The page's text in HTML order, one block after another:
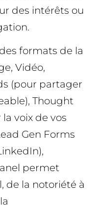
des intérêts ou
formats de la
Vidéo,
(pour partager
Thought
voix de vos
Gen Forms
permet
de la notoriété à